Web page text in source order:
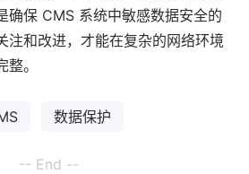
确保 CMS 系统中敏感数据安全的
注和改进，才能在复杂的网络环境
。
数据保护
-- End --